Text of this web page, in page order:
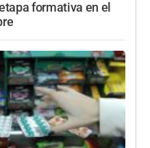
formativa en el